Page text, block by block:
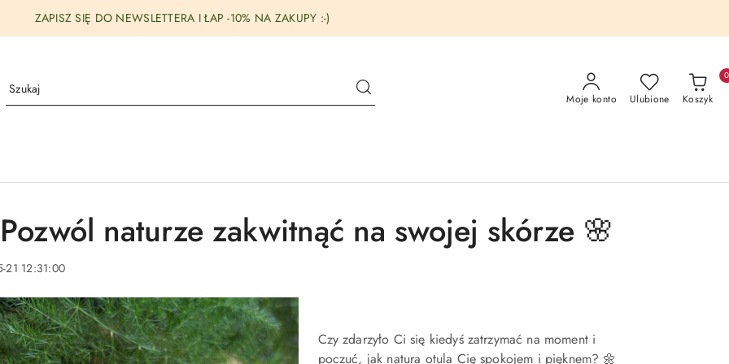
ZAPISZ SIĘ DO NEWSLETTERA I ŁAP -10% NA ZAKUPY :-)
Moje konto Ulubione Koszyk
0
naturze zakwitnąć na swojej skórze 🌸
21 12:31:00
Czy zdarzyło Ci się kiedyś zatrzymać na moment i
poczuć, jak natura otula Cię spokojem i pięknem? 🌼